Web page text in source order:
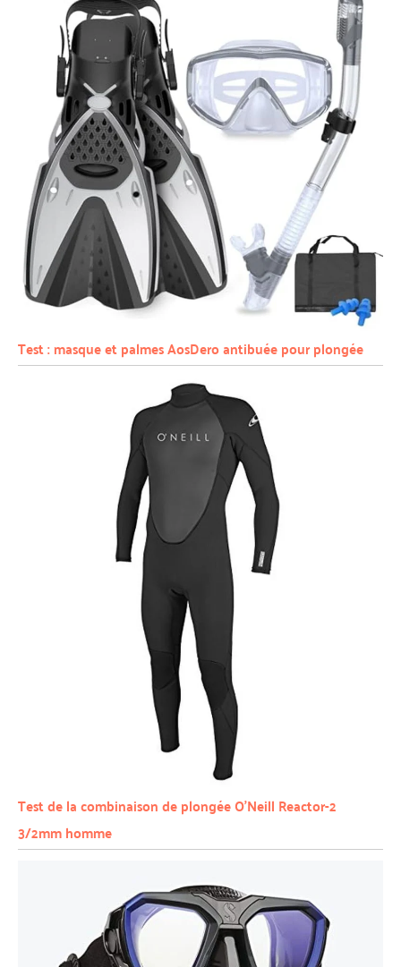
Test : masque et palmes AosDero antibuée pour plongée
Test de la combinaison de plongée O’Neill Reactor-2
3/2mm homme